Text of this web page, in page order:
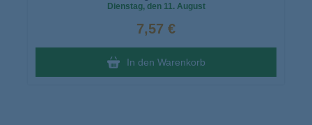
Dienstag, den 11. August
7,57 €
In den Warenkorb